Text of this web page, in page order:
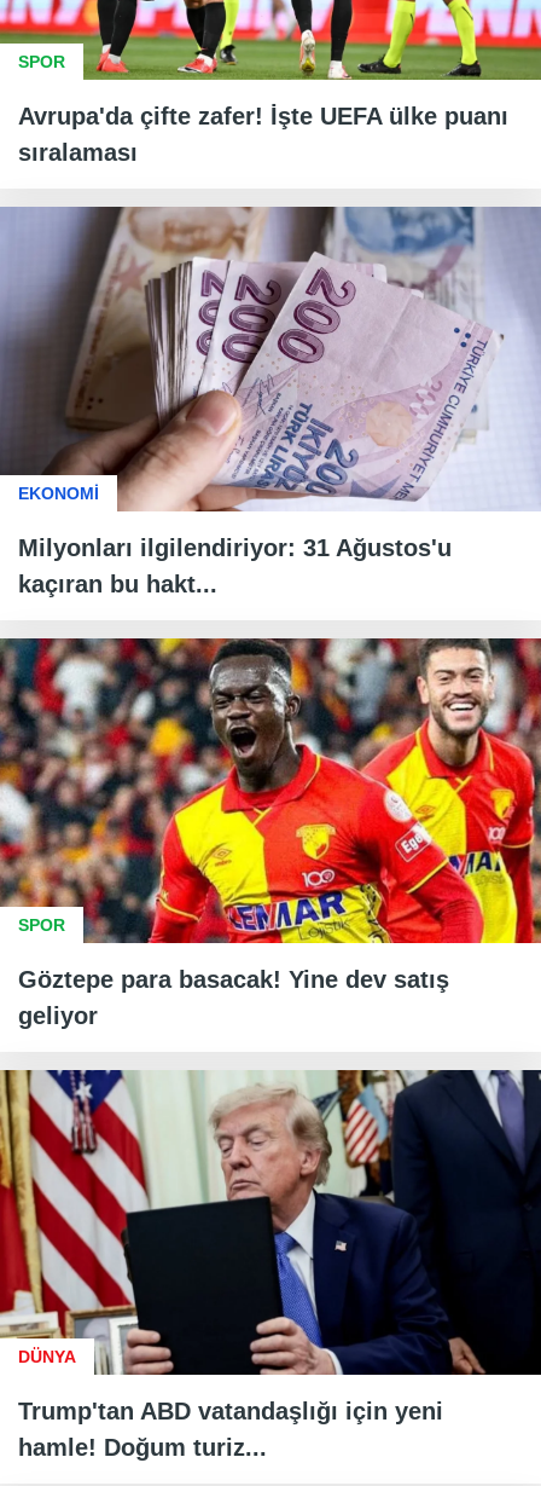
SPOR
Avrupa'da çifte zafer! İşte UEFA ülke puanı
sıralaması
EKONOMİ
Milyonları ilgilendiriyor: 31 Ağustos'u
kaçıran bu hakt...
SPOR
Göztepe para basacak! Yine dev satış
geliyor
DÜNYA
Trump'tan ABD vatandaşlığı için yeni
hamle! Doğum turiz...